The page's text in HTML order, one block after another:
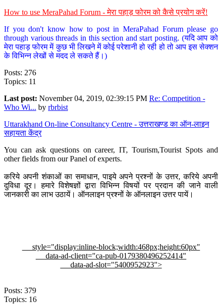
How to use MeraPahad Forum - मेरा पहाड़ फोरम को कैसे प्रयोग करें!
If you don't know how to post in MeraPahad Forum please go
through various threads in this section and start posting. (यदि आप को
मेरा पहाड़ फोरम में कुछ भी लिखने में कोई परेशानी हो रही हो तो आप इस सेक्शन
के विभिन्न लेखों से मदद ले सकते हैं।)
Posts: 276
Topics: 11
Last post: November 04, 2019, 02:39:15 PM Re: Competition -
Who Wi... by rbrbist
Uttarakhand On-line Consultancy Centre - उत्तराखण्ड का ऑन-लाइन
सहायता केंद्र
You can ask questions on career, IT, Tourism,Tourist Spots and
other fields from our Panel of experts.
करिये अपनी शंकाओं का समाधान, पाइये अपने प्रश्नों के उत्तर, करिये अपनी
दुविधा दूर। हमारे विशेषज्ञों द्वारा विभिन्न विषयों पर प्रदान की जाने वाली
जानकारी का लाभ उठायें। ऑनलाइन प्रश्नों के ऑनलाइन उत्तर पायें।
style="display:inline-block;width:468px;height:60px"
data-ad-client="ca-pub-0179380496252414"
data-ad-slot="5400952923">
Posts: 379
Topics: 16